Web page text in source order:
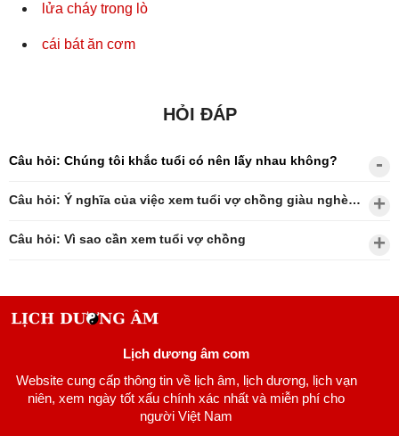
lửa cháy trong lò
cái bát ăn cơm
HỎI ĐÁP
Câu hỏi: Chúng tôi khắc tuổi có nên lấy nhau không?
Câu hỏi: Ý nghĩa của việc xem tuổi vợ chồng giàu nghèo?
Câu hỏi: Vì sao cần xem tuổi vợ chồng
Lịch dương âm com
Website cung cấp thông tin về lịch âm, lịch dương, lịch vạn
niên, xem ngày tốt xấu chính xác nhất và miễn phí cho
người Việt Nam